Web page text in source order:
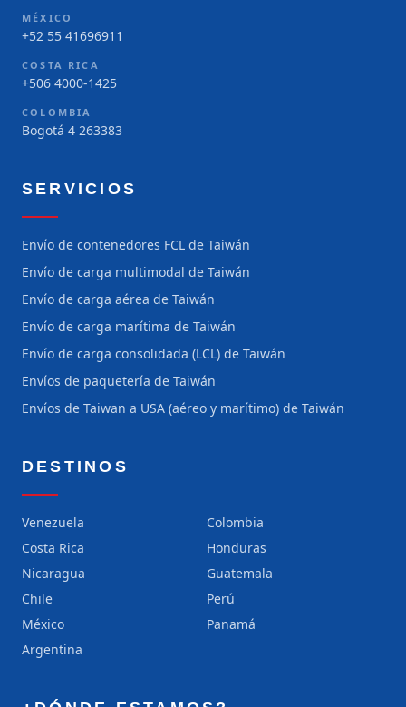
MÉXICO
+52 55 41696911
COSTA RICA
+506 4000-1425
COLOMBIA
Bogotá 4 263383
SERVICIOS
Envío de contenedores FCL de Taiwán
Envío de carga multimodal de Taiwán
Envío de carga aérea de Taiwán
Envío de carga marítima de Taiwán
Envío de carga consolidada (LCL) de Taiwán
Envíos de paquetería de Taiwán
Envíos de Taiwan a USA (aéreo y marítimo) de Taiwán
DESTINOS
Venezuela
Colombia
Costa Rica
Honduras
Nicaragua
Guatemala
Chile
Perú
México
Panamá
Argentina